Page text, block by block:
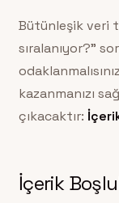
Bütünleşik veri
sıralanıyor?”
kazanmanızı
çıkacaktır:
İçerik